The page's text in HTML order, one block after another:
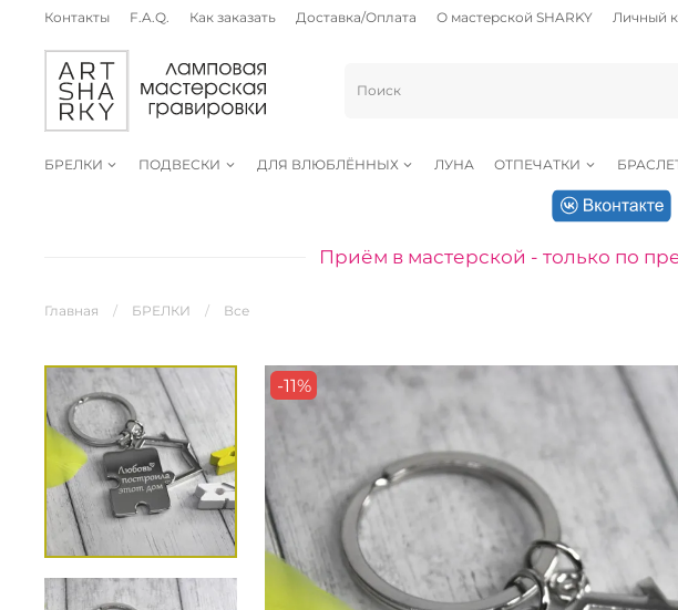
Контакты F.A.Q. Как заказать Доставка/Оплата О мастерской SHARKY Личный
БРЕЛКИ ПОДВЕСКИ ДЛЯ ВЛЮБЛЁННЫХ ЛУНА ОТПЕЧАТКИ
Приём в мастерской - только по
Главная БРЕЛКИ Все
-11%